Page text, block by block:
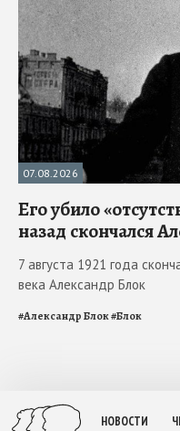
07.08.2026
Его убило
назад скончался
7 августа 1921 года
века Александр Блок
#Александр Блок#Блок
НОВОСТИ